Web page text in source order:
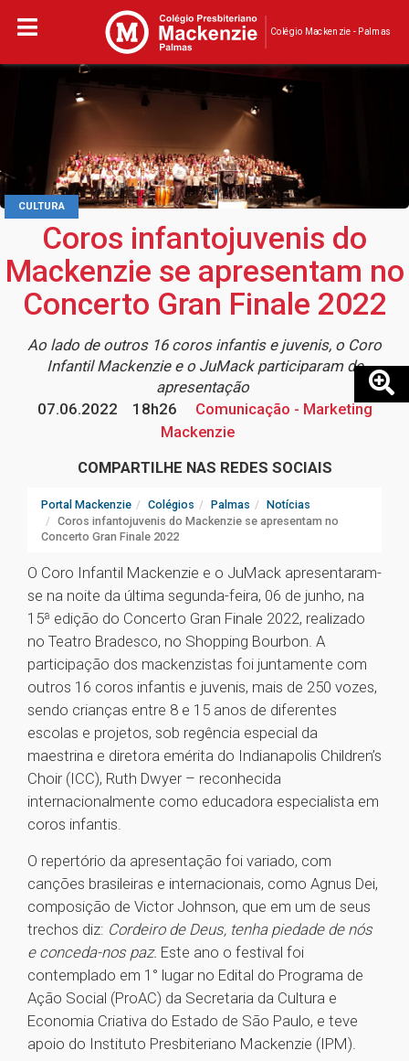
Colégio Mackenzie - Palmas
CULTURA
Coros infantojuvenis do
Mackenzie se apresentam no
Concerto Gran Finale 2022
Ao lado de outros 16 coros infantis e juvenis, o Coro
Infantil Mackenzie e o JuMack participaram de
apresentação
07.06.2022
18h26
Comunicação - Marketing
Mackenzie
COMPARTILHE NAS REDES SOCIAIS
Portal Mackenzie Colégios Palmas
Notícias
Coros infantojuvenis do Mackenzie se apresentam no
Concerto Gran Finale 2022
O Coro Infantil Mackenzie e o JuMack apresentaram-
se na noite da última segunda-feira, 06 de junho, na
15ª edição do Concerto Gran Finale 2022, realizado
no Teatro Bradesco, no Shopping Bourbon. A
participação dos mackenzistas foi juntamente com
outros 16 coros infantis e juvenis, mais de 250 vozes,
sendo crianças entre 8 e 15 anos de diferentes
escolas e projetos, sob regência especial da
maestrina e diretora emérita do Indianapolis Children’s
Choir (ICC), Ruth Dwyer – reconhecida
internacionalmente como educadora especialista em
coros infantis.
O repertório da apresentação foi variado, com
canções brasileiras e internacionais, como Agnus Dei,
composição de Victor Johnson, que em um de seus
trechos diz: Cordeiro de Deus, tenha piedade de nós
e conceda-nos paz. Este ano o festival foi
contemplado em 1° lugar no Edital do Programa de
Ação Social (ProAC) da Secretaria da Cultura e
Economia Criativa do Estado de São Paulo, e teve
apoio do Instituto Presbiteriano Mackenzie (IPM).